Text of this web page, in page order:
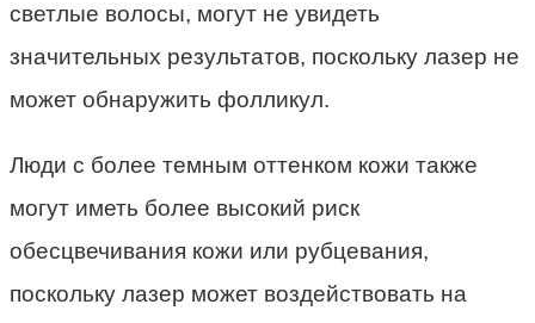
светлые волосы, могут не увидеть
значительных результатов, поскольку лазер не
может обнаружить фолликул.
Люди с более темным оттенком кожи также
могут иметь более высокий риск
обесцвечивания кожи или рубцевания,
поскольку лазер может воздействовать на